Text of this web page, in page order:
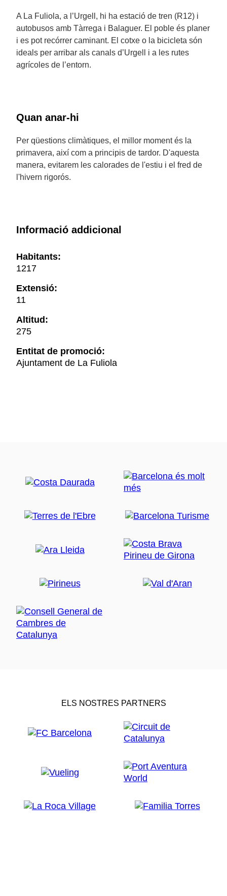
A La Fuliola, a l’Urgell, hi ha estació de tren (R12) i
autobusos amb Tàrrega i Balaguer. El poble és planer
i es pot recórrer caminant. El cotxe o la bicicleta són
ideals per arribar als canals d’Urgell i a les rutes
agrícoles de l’entorn.
Quan anar-hi
Per qüestions climàtiques, el millor moment és la
primavera, així com a principis de tardor. D'aquesta
manera, evitarem les calorades de l'estiu i el fred de
l'hivern rigorós.
Informació addicional
Habitants:
1217
Extensió:
11
Altitud:
275
Entitat de promoció:
Ajuntament de La Fuliola
ELS NOSTRES PARTNERS